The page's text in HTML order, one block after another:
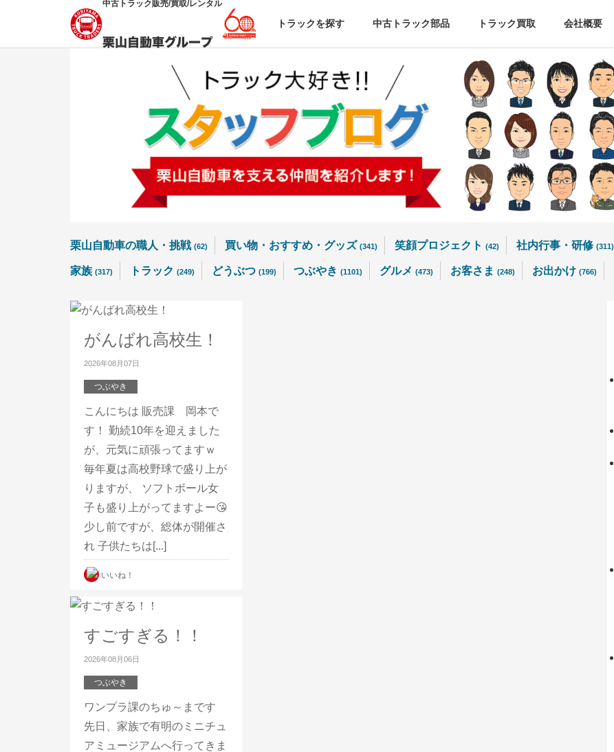
中古トラック販売/買取/レンタル
トラックを探す 中古トラック部品 トラック買取 会社概要
栗山自動車の職人・挑戦 (62) 買い物・おすすめ・グッズ (341) 笑顔プロジェクト (42) 社内行事・研修 (311)
家族 (317) トラック (249) どうぶつ (199) つぶやき (1101) グルメ (473) お客さま (248) お出かけ (766)
がんばれ高校生！
2026年08月07日
つぶやき
こんにちは 販売課 岡本で
す！ 勤続10年を迎えました
が、元気に頑張ってますｗ
毎年夏は高校野球で盛り上が
りますが、 ソフトボール女
子も盛り上がってますよー😘
少し前ですが、総体が開催さ
れ 子供たちは[...]
いいね！
すごすぎる！！
2026年08月06日
つぶやき
ワンプラ課のちゅ～まです
先日、家族で有明のミニチュ
アミュージアムへ行ってきま